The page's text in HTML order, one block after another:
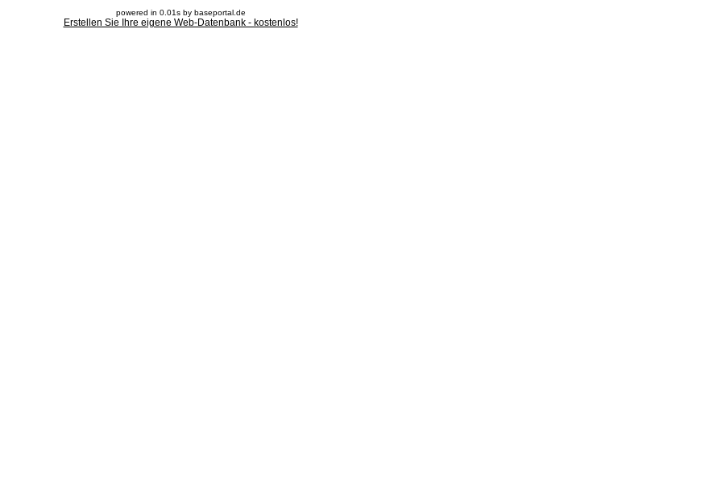
powered in 0.01s by baseportal.de
Erstellen Sie Ihre eigene Web-Datenbank - kostenlos!